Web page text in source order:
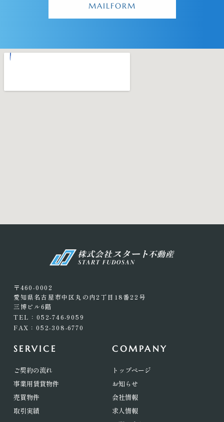
MAILFORM
〒460-0002
愛知県名古屋市中区丸の内2丁目18番22号
三博ビル6階
TEL：052-746-9059
FAX：052-308-6770
SERVICE
ご契約の流れ
事業用賃貸物件
売買物件
取引実績
COMPANY
トップページ
お知らせ
会社情報
求人情報